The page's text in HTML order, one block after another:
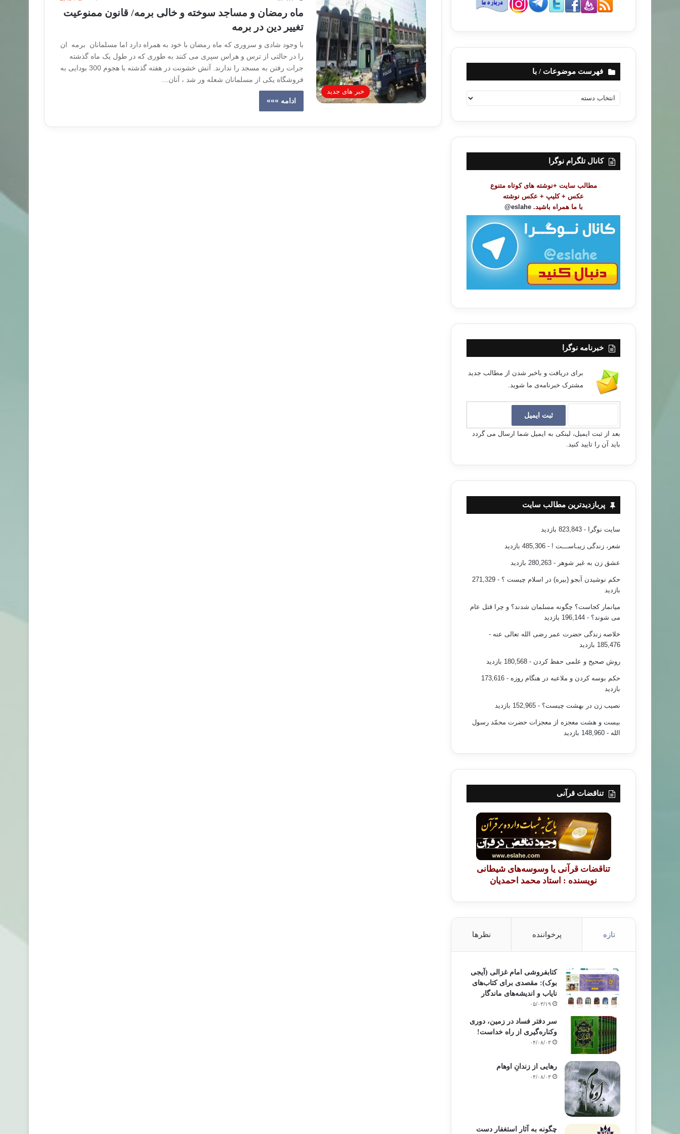
خبر های جدید
ماه رمضان و مساجد سوخته و خالی برمه/ قانون ممنوعیت
تغییر دین در برمه
با وجود شادی و سروری که ماه رمضان با خود به همراه دارد اما مسلمانان برمه ان
را در حالتی از ترس و هراس سپری می کنند به طوری که در طول یک ماه گذشته
جرات رفتن به مسجد را ندارند. آتش خشونت در هفته گذشته با هجوم 300 بودایی به
فروشگاه یکی از مسلمانان شعله ور شد ، آنان…
ادامه »»»
فهرست موضوعات / با
ه
ت
ض
کانال تلگرام نوگرا
مطالب سایت +نوشته های کوتاه متنوع
عکس + کلیپ + عکس نوشته
با ما همراه باشید. eslahe@
خبرنامه نوگرا
برای دریافت و باخبر شدن از مطالب جدید
مشترک خبرنامه‌ی ما شوید.
بعد از ثبت ایمیل، لینکی به ایمیل شما ارسال می گردد
باید آن را تایید کنید.
پربازدیدترین مطالب سایت
سایت نوگرا - 823,843 بازدید
شعر، زندگی زیبـاســـت ! - 485,306 بازدید
عشق زن به غیر شوهر - 280,263 بازدید
حکم نوشیدن آبجو (بیره) در اسلام چیست ؟
- 271,329
بازدید
میانمار کجاست؟ چگونه مسلمان شدند؟ و چرا قتل عام
می شوند؟ - 196,144 بازدید
خلاصه زندگی حضرت عمر رضی الله تعالی عنه -
185,476 بازدید
روش صحیح و علمی حفظ کردن - 180,568 بازدید
حکم بوسه کردن و ملاعبه در هنگام روزه
- 173,616
بازدید
نصیب زن در بهشت چیست؟ - 152,965 بازدید
بیست و هشت معجزه از معجزات حضرت محمّد رسول
الله - 148,960 بازدید
تناقضات قرآنی
تناقضات قرآنی یا وسوسه‌های شیطانی
نویسنده : استاد محمد احمدیان
تازه پرخواننده نظرها
کتابفروشی امام غزالی (آیجی
بوک): مقصدی برای کتاب‌های
نایاب و اندیشه‌های ماندگار
۰۵/۰۳/۱۹
سر دفتر فساد در زمین‌، دوری
وکناره‌گیری از راه خداست‌!
۰۴/۰۸/۰۳
رهایی از زندانِ اوهام
۰۴/۰۸/۰۳
چگونه به آثار استغفار دست